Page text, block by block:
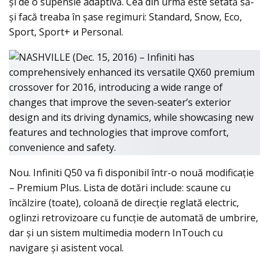
şi facă treaba în şase regimuri: Standard, Snow, Eco,
Sport, Sport+ и Personal.
Nou. Infiniti Q50 va fi disponibil într-o nouă modificaţie
– Premium Plus. Lista de dotări include: scaune cu
încălzire (toate), coloană de direcţie reglată electric,
oglinzi retrovizoare cu funcţie de automată de umbrire,
dar şi un sistem multimedia modern InTouch cu
navigare şi asistent vocal.